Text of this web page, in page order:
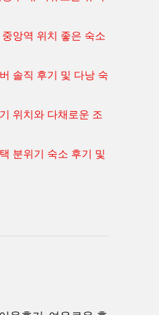
앙역 위치 좋은 숙소
솔직 후기 및 다낭 숙
위치와 다채로운 조
분위기 숙소 후기 및